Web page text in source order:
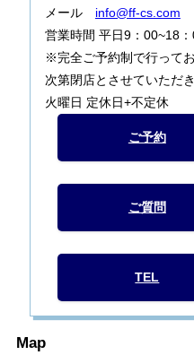
メール info@ff-cs.com
営業時間 平日9：00~18
※完全ご予約制で行って
次第閉店とさせていただき
火曜日 定休日+不定休
ご予約
ご質問
TEL
Map